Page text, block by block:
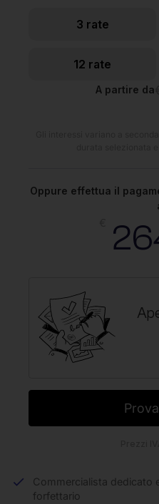
3 rate
12 rate
A partire da
Oppure effettua il
Commercialista dedicato
forfettario